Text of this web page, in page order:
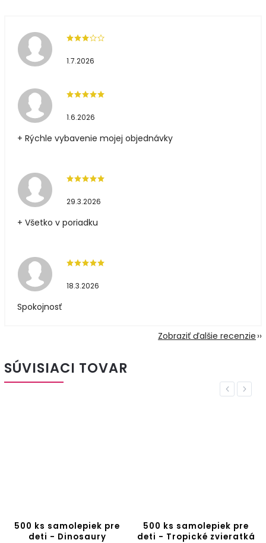
1.7.2026
1.6.2026
+ Rýchle vybavenie mojej objednávky
29.3.2026
+ Všetko v poriadku
18.3.2026
Spokojnosť
Zobraziť ďalšie recenzie
SÚVISIACI TOVAR
Previous
500 ks samolepiek pre
deti - Dinosaury
500 ks samolepiek pre
deti - Tropické zvieratká
Next